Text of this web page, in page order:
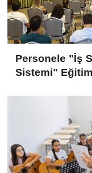
Personele "İş
Sistemi"